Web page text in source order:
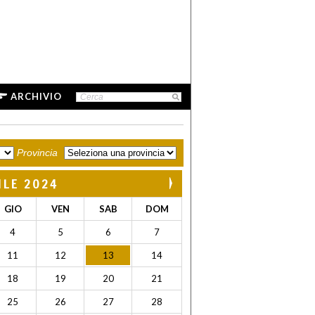
ARCHIVIO
Provincia
2024
GIO VEN SAB DOM
4 5 6 7
11 12 13 14
18 19 20 21
25 26 27 28